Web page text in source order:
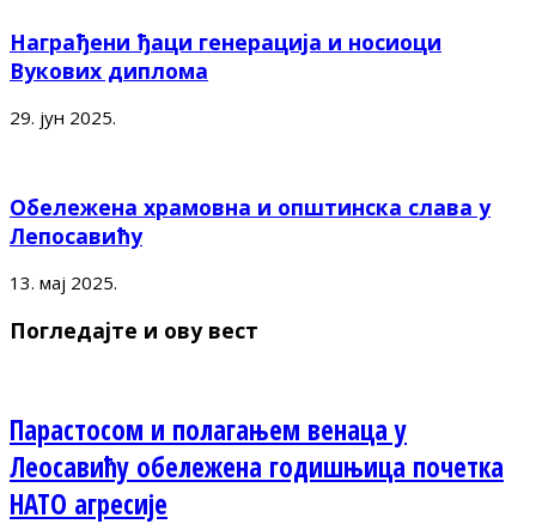
Награђени ђаци генерација и носиоци
Вукових диплома
29. јун 2025.
Обележена храмовна и општинска слава у
Лепосавићу
13. мај 2025.
Погледајте и ову вест
Парастосом и полагањем венаца у
Леосавићу обележена годишњица почетка
НАТО агресије